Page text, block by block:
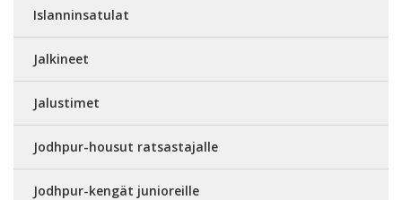
Islanninsatulat
Jalkineet
Jalustimet
Jodhpur-housut ratsastajalle
Jodhpur-kengät junioreille